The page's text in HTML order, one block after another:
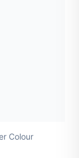
Colour